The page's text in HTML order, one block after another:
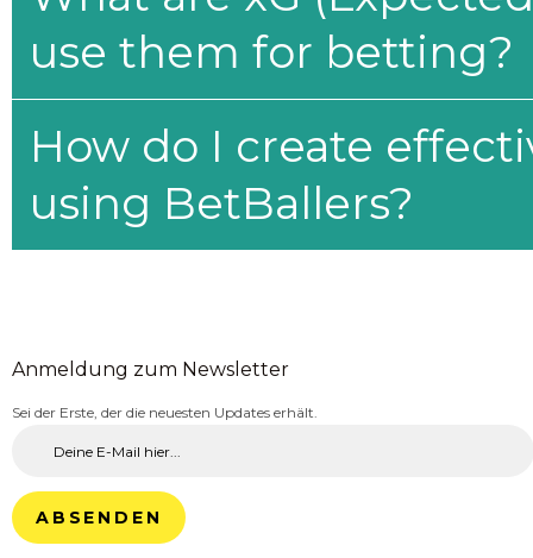
use them for betting?
How do I create
using BetBallers?
Anmeldung zum Newsletter
Sei der Erste, der die neuesten Updates erhält.
ABSENDEN